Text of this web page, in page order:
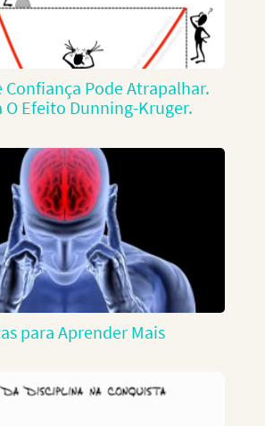
Confiança Pode Atrapalhar.
O Efeito Dunning-Kruger.
para Aprender Mais